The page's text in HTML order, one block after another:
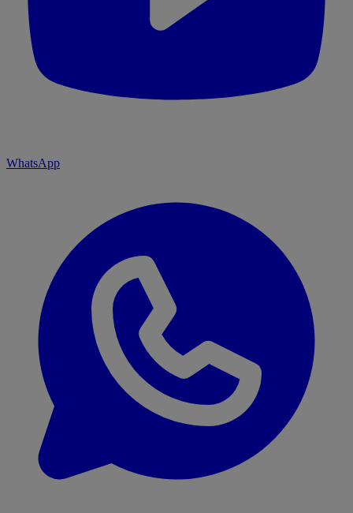
WhatsApp